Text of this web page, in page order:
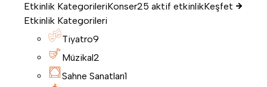
Etkinlik KategorileriKonser25 aktif etkinlikKeşfet
Etkinlik Kategorileri
Tiyatro9
Müzikal2
Sahne Sanatları1